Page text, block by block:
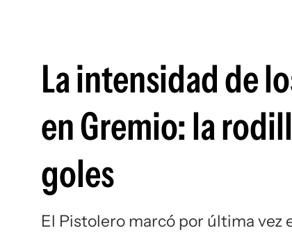
La intensidad de
en Gremio: la
goles
El Pistolero marcó por última vez